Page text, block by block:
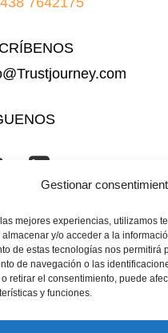
Gestionar
mejores experiencias, utilizamos
y/o acceder a la
de estas tecnologías nos permitirá
de navegación o las
o retirar el consentimiento, puede
y funciones.
Nosotros Soluciones
Magazine AI+Talent
Política de